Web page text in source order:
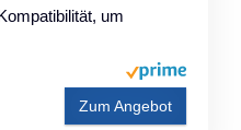
um
Zum Angebot